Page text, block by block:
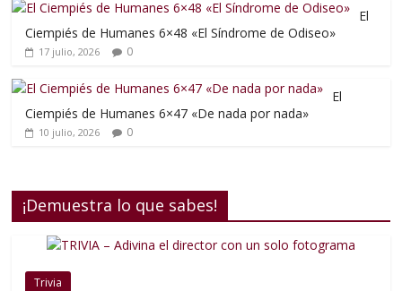
El
Ciempiés de Humanes 6×48 «El Síndrome de Odiseo»
17 julio, 2026 0
El
Ciempiés de Humanes 6×47 «De nada por nada»
10 julio, 2026 0
¡Demuestra lo que sabes!
Trivia